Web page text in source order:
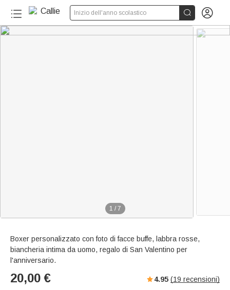
Inizio dell'anno scolastico  
1 / 7
Boxer personalizzato con foto di facce buffe, labbra rosse,
biancheria intima da uomo, regalo di San Valentino per
l'anniversario.
20,00 € 4.95 (19 recensioni)